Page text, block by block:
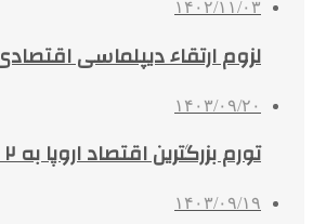
۱۴۰۲/۱۱/۰۳
لزوم ارتقاء دیپلماسی
۱۴۰۳/۰۹/۲۰
تورم بزرگترین اقتصاد اروپا به ۲ درصد رسید
۱۴۰۳/۰۹/۱۹